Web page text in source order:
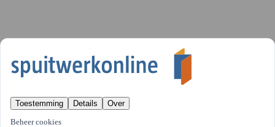
Toestemming Details Over
Beheer cookies